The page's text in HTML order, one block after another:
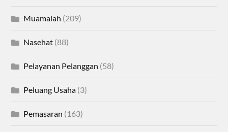
Muamalah (209)
Nasehat (88)
Pelayanan Pelanggan (58)
Peluang Usaha (3)
Pemasaran (163)